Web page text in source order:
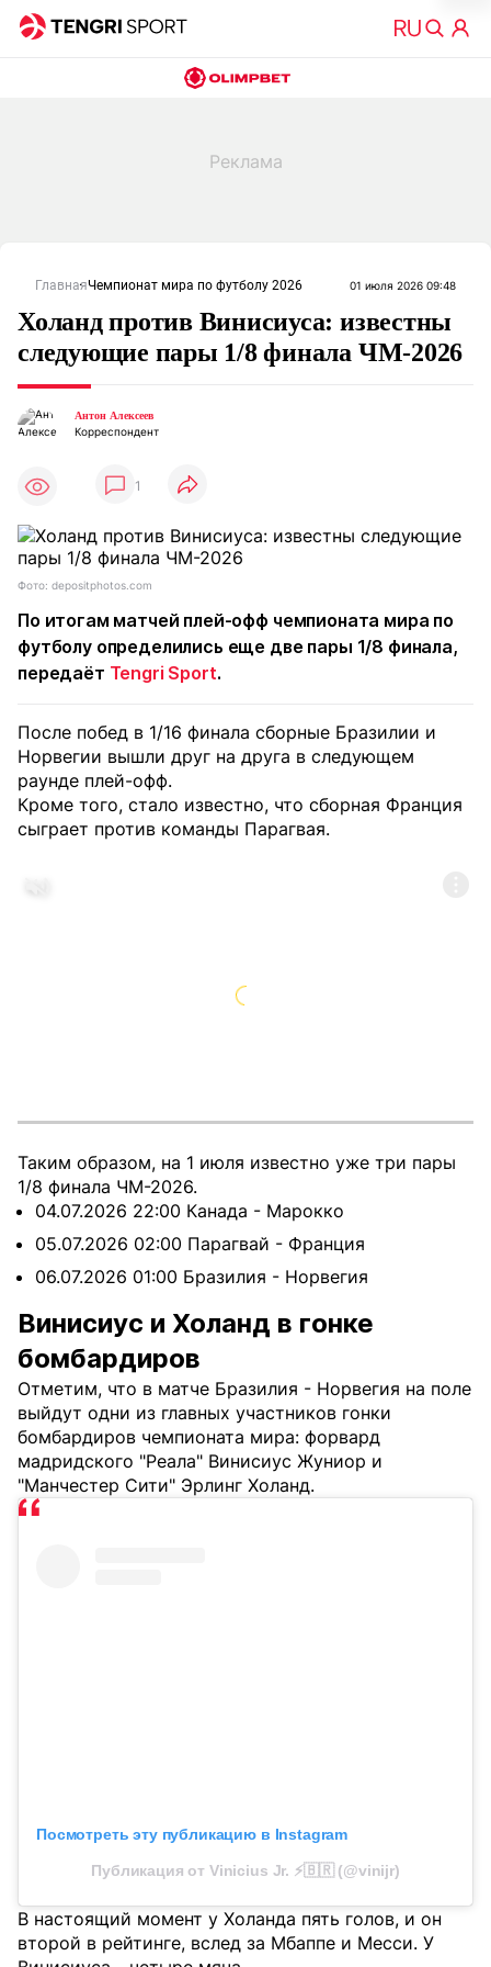
ГлавнаяЧемпионат мира по футболу 2026 01 июля 2026 09:48
Холанд против Винисиуса: известны
следующие пары 1/8 финала ЧМ-2026
Антон Алексеев
Корреспондент
1
Фото: depositphotos.com
По итогам матчей плей-офф чемпионата мира по
футболу определились еще две пары 1/8 финала,
передаёт Tengri Sport.
После побед в 1/16 финала сборные Бразилии и
Норвегии вышли друг на друга в следующем
раунде плей-офф.
Кроме того, стало известно, что сборная Франция
сыграет против команды Парагвая.
Таким образом, на 1 июля известно уже три пары
1/8 финала ЧМ-2026.
04.07.2026 22:00 Канада - Марокко
05.07.2026 02:00 Парагвай - Франция
06.07.2026 01:00 Бразилия - Норвегия
Винисиус и Холанд в гонке
бомбардиров
Отметим, что в матче Бразилия - Норвегия на поле
выйдут одни из главных участников гонки
бомбардиров чемпионата мира: форвард
мадридского "Реала" Винисиус Жуниор и
"Манчестер Сити" Эрлинг Холанд.
Посмотреть эту публикацию в Instagram
Публикация от Vinicius Jr. ⚡️🇧🇷 (@vinijr)
В настоящий момент у Холанда пять голов, и он
второй в рейтинге, вслед за Мбаппе и Месси. У